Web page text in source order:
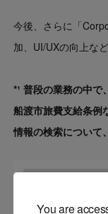
You are
今後、さらに「
加、UI/UXの向上な
*¹ 普段の業務の中
船渡市旅費支給条例
情報の検索について